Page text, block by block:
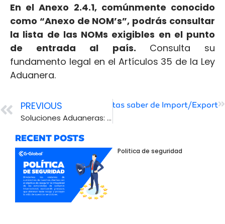
En el Anexo 2.4.1, comúnmente conocido
como “Anexo de NOM’s”, podrás consultar
la lista de las NOMs exigibles en el punto
de entrada al país. Consulta su
fundamento legal en el Artículos 35 de la Ley
Aduanera.
PREVIOUS
Soluciones Aduaneras: Preguntas Frecuentes de Nuestros Clientes
Terminos que necesitas saber de Import/Export
RECENT POSTS
Politica de seguridad